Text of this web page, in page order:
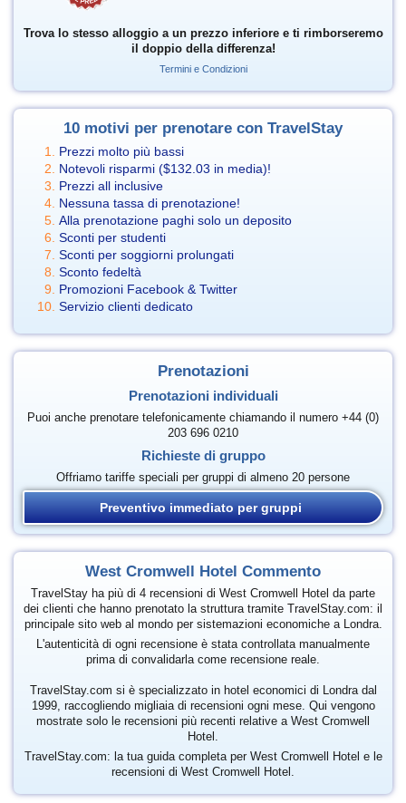
Trova lo stesso alloggio a un prezzo inferiore e ti rimborseremo
il doppio della differenza!
Termini e Condizioni
10 motivi per prenotare con TravelStay
Prezzi molto più bassi
Notevoli risparmi ($132.03 in media)!
Prezzi all inclusive
Nessuna tassa di prenotazione!
Alla prenotazione paghi solo un deposito
Sconti per studenti
Sconti per soggiorni prolungati
Sconto fedeltà
Promozioni Facebook & Twitter
Servizio clienti dedicato
Prenotazioni
Prenotazioni individuali
Puoi anche prenotare telefonicamente chiamando il numero +44 (0)
203 696 0210
Richieste di gruppo
Offriamo tariffe speciali per gruppi di almeno 20 persone
Preventivo immediato per gruppi
West Cromwell Hotel Commento
TravelStay ha più di 4 recensioni di West Cromwell Hotel da parte
dei clienti che hanno prenotato la struttura tramite TravelStay.com: il
principale sito web al mondo per sistemazioni economiche a Londra.
L'autenticità di ogni recensione è stata controllata manualmente
prima di convalidarla come recensione reale.
TravelStay.com si è specializzato in hotel economici di Londra dal
1999, raccogliendo migliaia di recensioni ogni mese. Qui vengono
mostrate solo le recensioni più recenti relative a West Cromwell
Hotel.
TravelStay.com: la tua guida completa per West Cromwell Hotel e le
recensioni di West Cromwell Hotel.